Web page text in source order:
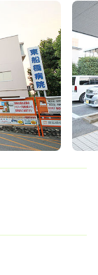
一般＋療養
新卒可